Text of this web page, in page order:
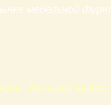
мебельной
- большой